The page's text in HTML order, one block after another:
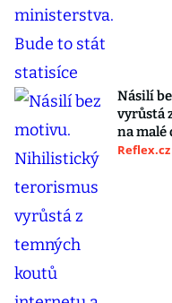
Násilí
vyrůstá
na malé
Reflex.cz